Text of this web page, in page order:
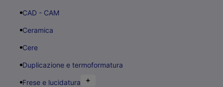
CAD - CAM
Ceramica
Cere
Duplicazione e termoformatura
Frese e lucidatura +